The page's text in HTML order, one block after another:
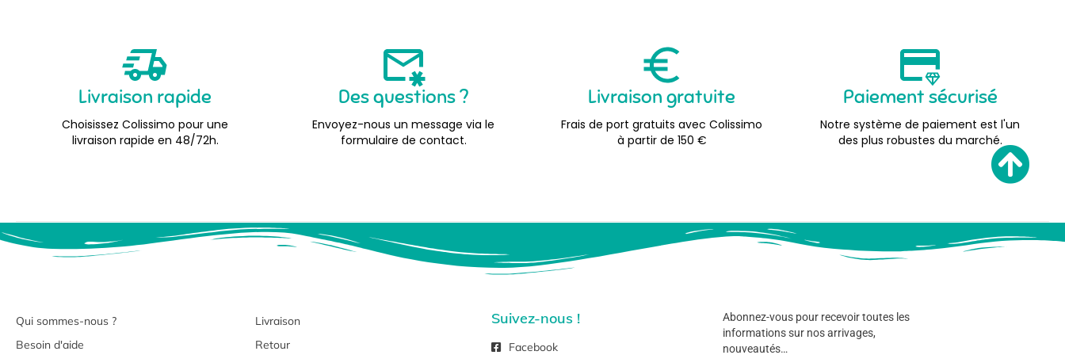
Livraison rapide
Choisissez Colissimo pour une
livraison rapide en 48/72h.
Des questions ?
Envoyez-nous un message via le
formulaire de contact.
Livraison gratuite
Frais de port gratuits avec Colissimo
à partir de 150 €
Paiement sécurisé
Notre système de paiement est l'un
des plus robustes du marché.
Qui sommes-nous ?
Besoin d'aide
Livraison
Retour
Suivez-nous !
Facebook
Abonnez-vous pour recevoir toutes les
informations sur nos arrivages,
nouveautés…